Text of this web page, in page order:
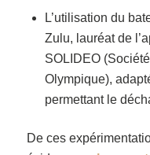
L’utilisation du
Zulu, lauréat de
SOLIDEO
Olympique),
permettant le
De ces